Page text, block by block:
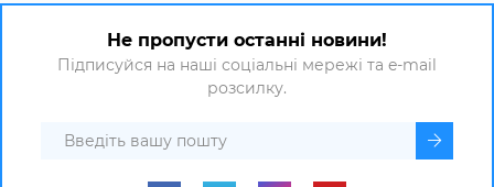
Не пропусти останні новини!
Підписуйся на наші соціальні мережі та e-mail
розсилку.